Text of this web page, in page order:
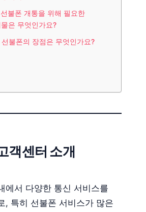
불폰 개통을 위해 필요한
은 무엇인가요?
불폰의 장점은 무엇인가요?
객센터 소개
에서 다양한 통신 서비스를
, 특히 선불폰 서비스가 많은